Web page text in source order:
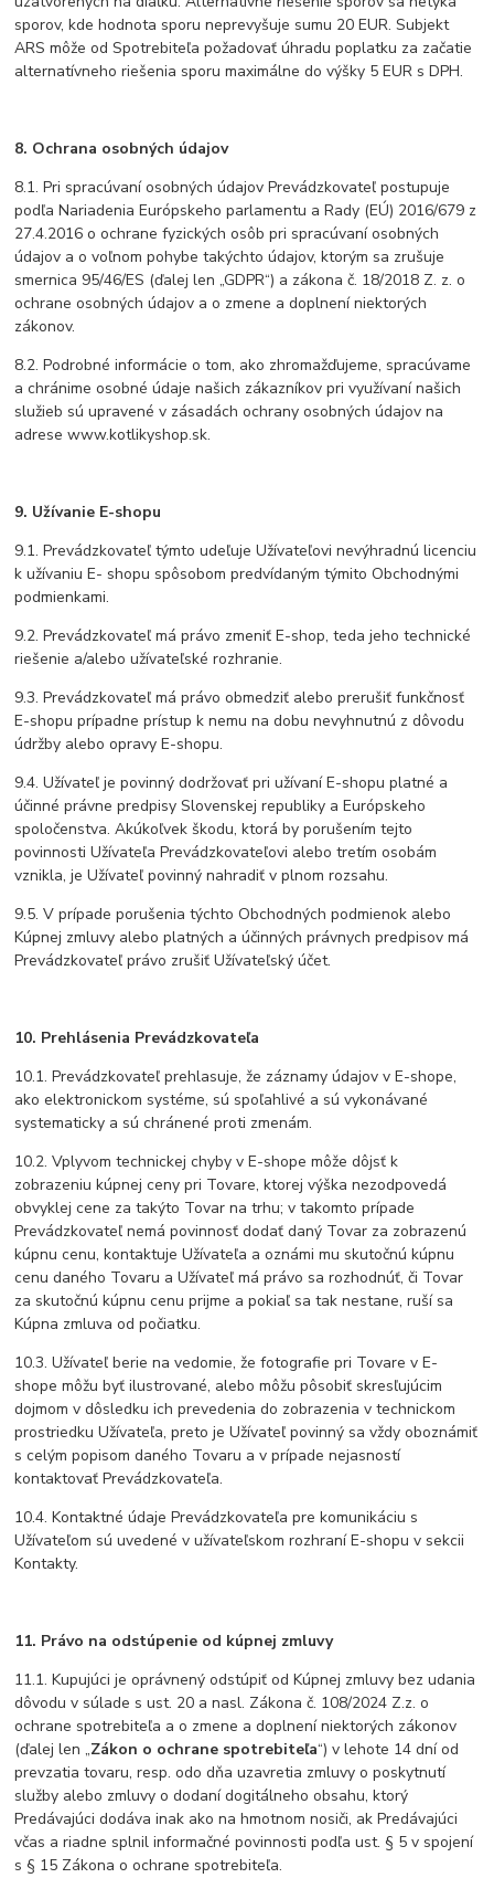
sporov, kde hodnota sporu neprevyšuje sumu 20 EUR. Subjekt
ARS môže od Spotrebiteľa požadovať úhradu poplatku za začatie
alternatívneho riešenia sporu maximálne do výšky 5 EUR s DPH.
8. Ochrana osobných údajov
8.1. Pri spracúvaní osobných údajov Prevádzkovateľ postupuje
podľa Nariadenia Európskeho parlamentu a Rady (EÚ) 2016/679 z
27.4.2016 o ochrane fyzických osôb pri spracúvaní osobných
údajov a o voľnom pohybe takýchto údajov, ktorým sa zrušuje
smernica 95/46/ES (ďalej len „GDPR“) a zákona č. 18/2018 Z. z. o
ochrane osobných údajov a o zmene a doplnení niektorých
zákonov.
8.2. Podrobné informácie o tom, ako zhromažďujeme, spracúvame
a chránime osobné údaje našich zákazníkov pri využívaní našich
služieb sú upravené v zásadách ochrany osobných údajov na
adrese www.kotlikyshop.sk.
9. Užívanie E-shopu
9.1. Prevádzkovateľ týmto udeľuje Užívateľovi nevýhradnú licenciu
k užívaniu E- shopu spôsobom predvídaným týmito Obchodnými
podmienkami.
9.2. Prevádzkovateľ má právo zmeniť E-shop, teda jeho technické
riešenie a/alebo užívateľské rozhranie.
9.3. Prevádzkovateľ má právo obmedziť alebo prerušiť funkčnosť
E-shopu prípadne prístup k nemu na dobu nevyhnutnú z dôvodu
údržby alebo opravy E-shopu.
9.4. Užívateľ je povinný dodržovať pri užívaní E-shopu platné a
účinné právne predpisy Slovenskej republiky a Európskeho
spoločenstva. Akúkoľvek škodu, ktorá by porušením tejto
povinnosti Užívateľa Prevádzkovateľovi alebo tretím osobám
vznikla, je Užívateľ povinný nahradiť v plnom rozsahu.
9.5. V prípade porušenia týchto Obchodných podmienok alebo
Kúpnej zmluvy alebo platných a účinných právnych predpisov má
Prevádzkovateľ právo zrušiť Užívateľský účet.
10. Prehlásenia Prevádzkovateľa
10.1. Prevádzkovateľ prehlasuje, že záznamy údajov v E-shope,
ako elektronickom systéme, sú spoľahlivé a sú vykonávané
systematicky a sú chránené proti zmenám.
10.2. Vplyvom technickej chyby v E-shope môže dôjsť k
zobrazeniu kúpnej ceny pri Tovare, ktorej výška nezodpovedá
obvyklej cene za takýto Tovar na trhu; v takomto prípade
Prevádzkovateľ nemá povinnosť dodať daný Tovar za zobrazenú
kúpnu cenu, kontaktuje Užívateľa a oznámi mu skutočnú kúpnu
cenu daného Tovaru a Užívateľ má právo sa rozhodnúť, či Tovar
za skutočnú kúpnu cenu prijme a pokiaľ sa tak nestane, ruší sa
Kúpna zmluva od počiatku.
10.3. Užívateľ berie na vedomie, že fotografie pri Tovare v E-
shope môžu byť ilustrované, alebo môžu pôsobiť skresľujúcim
dojmom v dôsledku ich prevedenia do zobrazenia v technickom
prostriedku Užívateľa, preto je Užívateľ povinný sa vždy oboznámiť
s celým popisom daného Tovaru a v prípade nejasností
kontaktovať Prevádzkovateľa.
10.4. Kontaktné údaje Prevádzkovateľa pre komunikáciu s
Užívateľom sú uvedené v užívateľskom rozhraní E-shopu v sekcii
Kontakty.
11. Právo na odstúpenie od kúpnej zmluvy
11.1. Kupujúci je oprávnený odstúpiť od Kúpnej zmluvy bez udania
dôvodu v súlade s ust. 20 a nasl. Zákona č. 108/2024 Z.z. o
ochrane spotrebiteľa a o zmene a doplnení niektorých zákonov
(ďalej len „Zákon o ochrane spotrebiteľa“) v lehote 14 dní od
prevzatia tovaru, resp. odo dňa uzavretia zmluvy o poskytnutí
služby alebo zmluvy o dodaní dogitálneho obsahu, ktorý
Predávajúci dodáva inak ako na hmotnom nosiči, ak Predávajúci
včas a riadne splnil informačné povinnosti podľa ust. § 5 v spojení
s § 15 Zákona o ochrane spotrebiteľa.